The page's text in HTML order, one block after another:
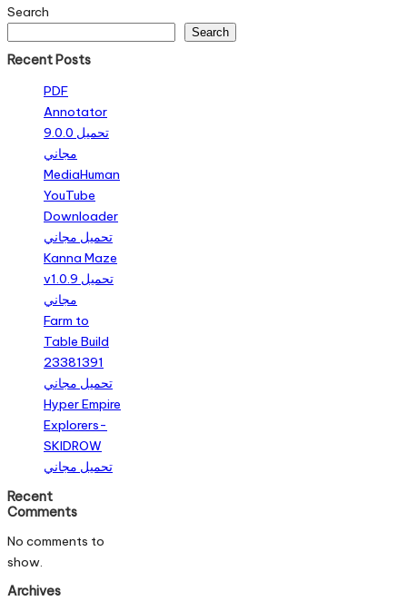
Search
Search
Recent Posts
PDF
Annotator
9.0.0 تحميل
مجاني
MediaHuman
YouTube
Downloader
تحميل مجاني
Kanna Maze
v1.0.9 تحميل
مجاني
Farm to
Table Build
23381391
تحميل مجاني
Hyper Empire
Explorers-
SKIDROW
تحميل مجاني
Recent
Comments
No comments to
show.
Archives